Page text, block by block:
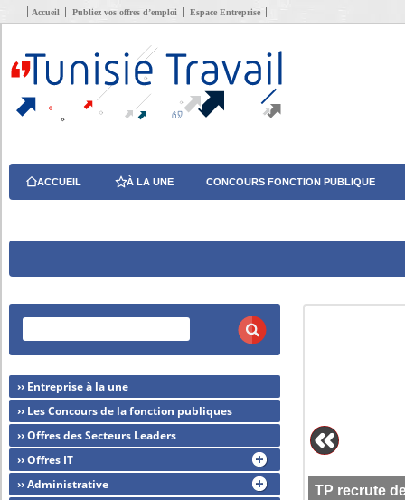
Accueil Publiez vos offres d’emploi Espace Entreprise
ACCUEIL À LA UNE CONCOURS FONCTION PUBLIQUE
TP recrute
›› Entreprise à la une
›› Les Concours de la fonction publiques
›› Offres des Secteurs Leaders
›› Offres IT
›› Administrative